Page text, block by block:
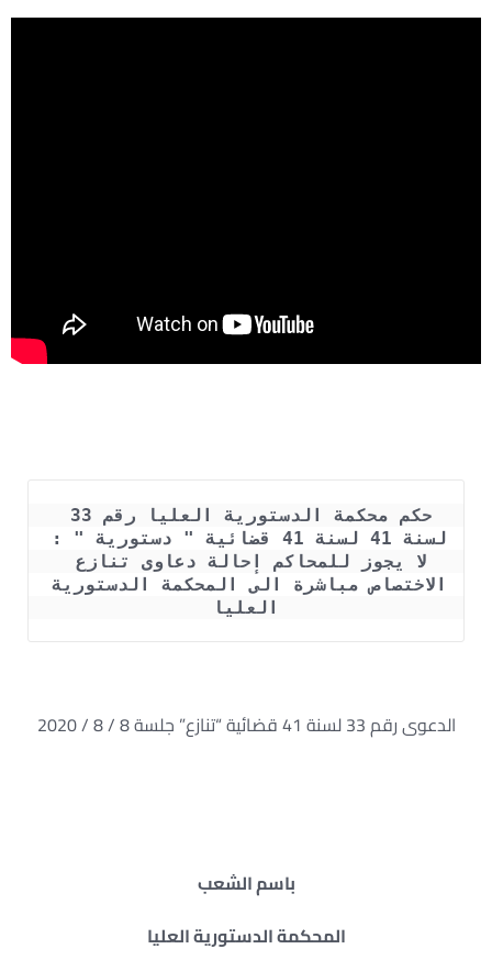
العليا
الدعوى رقم 33 لسنة 41 قضائية “تنازع” جلسة 8 / 8 / 2020
باسم الشعب
المحكمة الدستورية العليا